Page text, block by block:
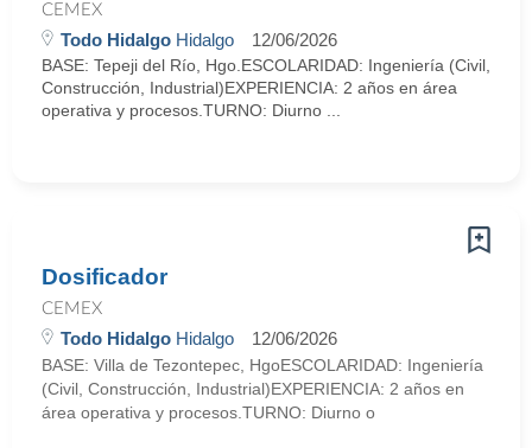
CEMEX
Todo Hidalgo Hidalgo 12/06/2026
BASE: Tepeji del Río, Hgo.ESCOLARIDAD: Ingeniería (Civil,
Construcción, Industrial)EXPERIENCIA: 2 años en área
operativa y procesos.TURNO: Diurno ...
Dosificador
CEMEX
Todo Hidalgo Hidalgo 12/06/2026
BASE: Villa de Tezontepec, HgoESCOLARIDAD: Ingeniería
(Civil, Construcción, Industrial)EXPERIENCIA: 2 años en
área operativa y procesos.TURNO: Diurno o